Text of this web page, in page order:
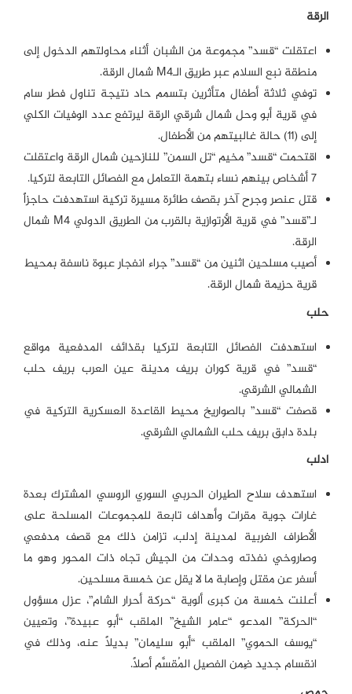
الرقة
اعتقلت “قسد” مجموعة من الشبان أثناء محاولتهم الدخول إلى
منطقة نبع السلام عبر طريق الـM4 شمال الرقة.
توفي ثلاثة أطفال متأثرين بتسمم حاد نتيجة تناول فطر سام
في قرية أبو وحل شمال شرقي الرقة ليرتفع عدد الوفيات الكلي
إلى (11) حالة غالبيتهم من الأطفال.
اقتحمت “قسد” مخيم “تل السمن” للنازحين شمال الرقة واعتقلت
7 أشخاص بينهم نساء بتهمة التعامل مع الفصائل التابعة لتركيا.
قتل عنصر وجرح آخر بقصف طائرة مسيرة تركية استهدفت حاجزاً
لـ”قسد” في قرية الأرتوازية بالقرب من الطريق الدولي M4 شمال
الرقة.
أصيب مسلحين اثنين من “قسد” جراء انفجار عبوة ناسفة بمحيط
قرية حزيمة شمال الرقة.
حلب
استهدفت الفصائل التابعة لتركيا بقذائف المدفعية مواقع
“قسد” في قرية كوران بريف مدينة عين العرب بريف حلب
الشمالي الشرقي.
قصفت “قسد” بالصواريخ محيط القاعدة العسكرية التركية في
بلدة دابق بريف حلب الشمالي الشرقي.
ادلب
استهدف سلاح الطيران الحربي السوري الروسي المشترك بعدة
غارات جوية مقرات وأهداف تابعة للمجموعات المسلحة على
الأطراف الغربية لمدينة إدلب، تزامن ذلك مع قصف مدفعي
وصاروخي نفذته وحدات من الجيش تجاه ذات المحور وهو ما
أسفر عن مقتل وإصابة ما لا يقل عن خمسة مسلحين.
أعلنت خمسة من كبرى ألوية “حركة أحرار الشام”، عزل مسؤول
“الحركة” المدعو “عامر الشيخ” الملقب “أبو عبيدة”، وتعيين
“يوسف الحموي” الملقب “أبو سليمان” بديلاً عنه، وذلك في
انقسام جديد ضِمن الفصيل المُقسَّم أصلاً.